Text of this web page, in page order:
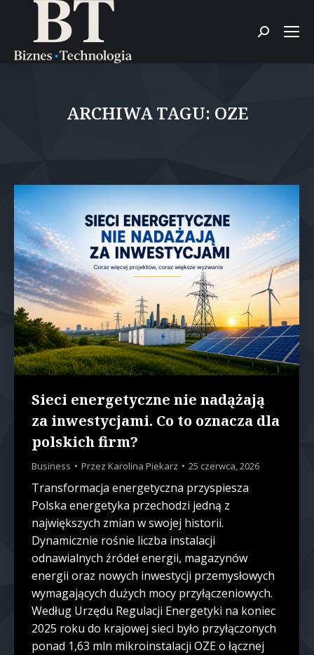
Szukaj:
ARCHIWA TAGU: OZE
Sieci energetyczne nie nadążają
za inwestycjami. Co to oznacza dla
polskich firm?
Business Przez Karolina Piekarz 25 czerwca, 2026
Transformacja energetyczna przyspiesza
Polska energetyka przechodzi jedną z
największych zmian w swojej historii.
Dynamicznie rośnie liczba instalacji
odnawialnych źródeł energii, magazynów
energii oraz nowych inwestycji przemysłowych
wymagających dużych mocy przyłączeniowych.
Według Urzędu Regulacji Energetyki na koniec
2025 roku do krajowej sieci było przyłączonych
ponad 1,63 mln mikroinstalacji OZE o łącznej